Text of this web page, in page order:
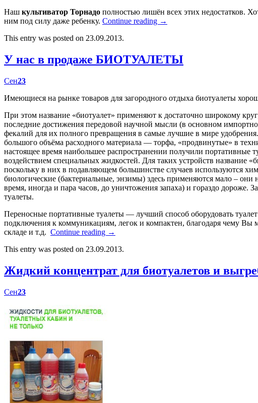
Наш культиватор Торнадо полностью лишён всех этих недостатков.
ним под силу даже ребенку. Continue reading →
This entry was posted on 23.09.2013.
У нас в продаже БИОТУАЛЕТЫ
Сен23
Имеющиеся на рынке товаров для загородного отдыха биотуалеты
При этом название «биотуалет» применяют к достаточно широкому
последние достижения передовой научной мысли (в основном
фекалий для их полного превращения в самые лучшие в мире
большого объёма расходного материала — торфа, «продвинутые» в
настоящее время наибольшее распространении получили портативные
воздействием специальных жидкостей. Для таких устройств название
поскольку в них в подавляющем большинстве случаев используются
биологические (бактериальные, энзимы) здесь применяются мало –
время, иногда и пара часов, до уничтожения запаха) и гораздо дороже.
туалеты.
Переносные портативные туалеты — лучший способ оборудовать
подключения к коммуникациям, легок и компактен, благодаря чему Вы
складе и т.д. Continue reading →
This entry was posted on 23.09.2013.
Жидкий концентрат для биотуалетов и
Сен23